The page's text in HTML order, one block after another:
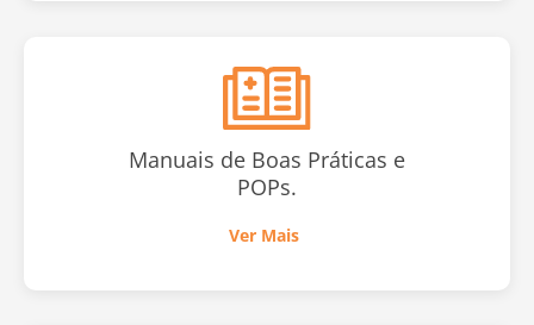
Manuais de Boas Práticas e
POPs.
Ver Mais